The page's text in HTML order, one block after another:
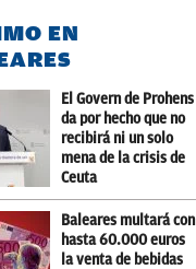
EN
El Govern de Prohens
da por hecho que no
recibirá ni un solo
mena de la crisis de
Ceuta
Baleares multará con
hasta 60.000 euros
la venta de bebidas